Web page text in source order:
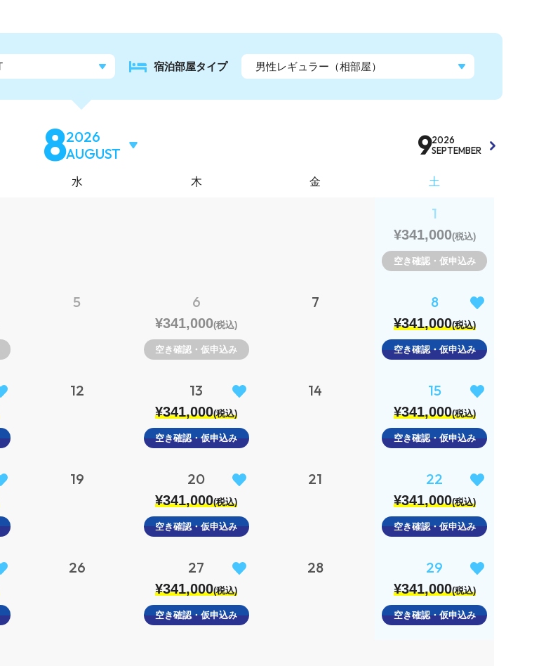
宿泊部屋タイプ
82026
AUGUST
92026
SEPTEMBER
水 木 金 土
1
¥341,000(税込)
空き確認・仮申込み
5 6
¥341,000(税込)
空き確認・仮申込み
7 8
¥341,000(税込)
空き確認・仮申込み
12 13
¥341,000(税込)
空き確認・仮申込み
14 15
¥341,000(税込)
空き確認・仮申込み
19 20
¥341,000(税込)
空き確認・仮申込み
21 22
¥341,000(税込)
空き確認・仮申込み
26 27
¥341,000(税込)
空き確認・仮申込み
28 29
¥341,000(税込)
空き確認・仮申込み